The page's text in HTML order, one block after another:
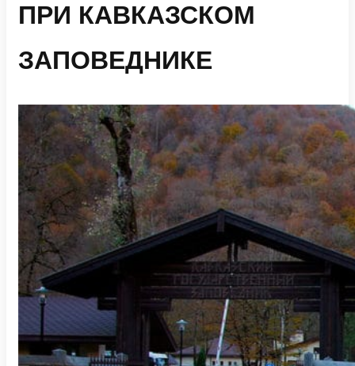
ПРИ КАВКАЗСКОМ
ЗАПОВЕДНИКЕ